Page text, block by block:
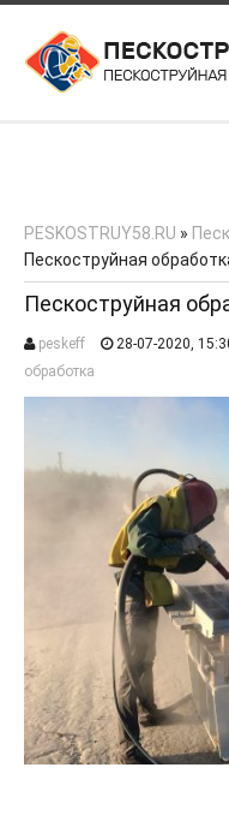
ПОСЛЕДНЕЕ ИЗ
КАК С НАМИ
8 927 390 00 00
LOMOV.PAVEL58@mail.ru
Россия, г. Пенза,
PESKOSTRUY58.RU »
Пескоструйная
Пескоструйная
peskeff 28-07-2020,
обработка